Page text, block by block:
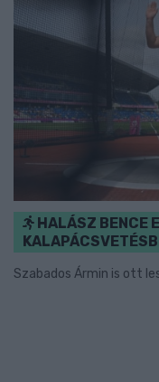
HALÁSZ BENCE
Szabados Ármin is ott